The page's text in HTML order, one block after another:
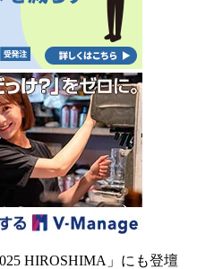
HIROSHIMA」にも登壇